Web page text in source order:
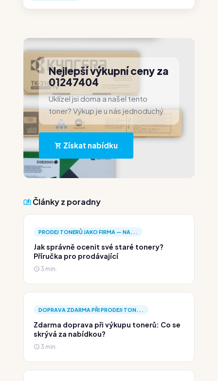
Nejlepší výkupní ceny za
01247404
Uklízel jsi doma a našel tento
toner? Výkup je u nás jednoduchý.
Získat nabídku
Články z poradny
PRODEJ TONERŮ JAKO FIRMA — NA...
Jak správně ocenit své staré tonery?
Příručka pro prodávající
3 min.
DOPRAVA ZDARMA PŘI PRODEJI TON...
Zdarma doprava při výkupu tonerů: Co se
skrývá za nabídkou?
3 min.